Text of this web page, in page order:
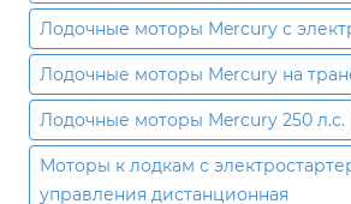
Лодочные моторы Mercury с
Лодочные моторы Mercury на
Лодочные моторы Mercury 250 л.с.
Моторы к лодкам с
управления дистанционная